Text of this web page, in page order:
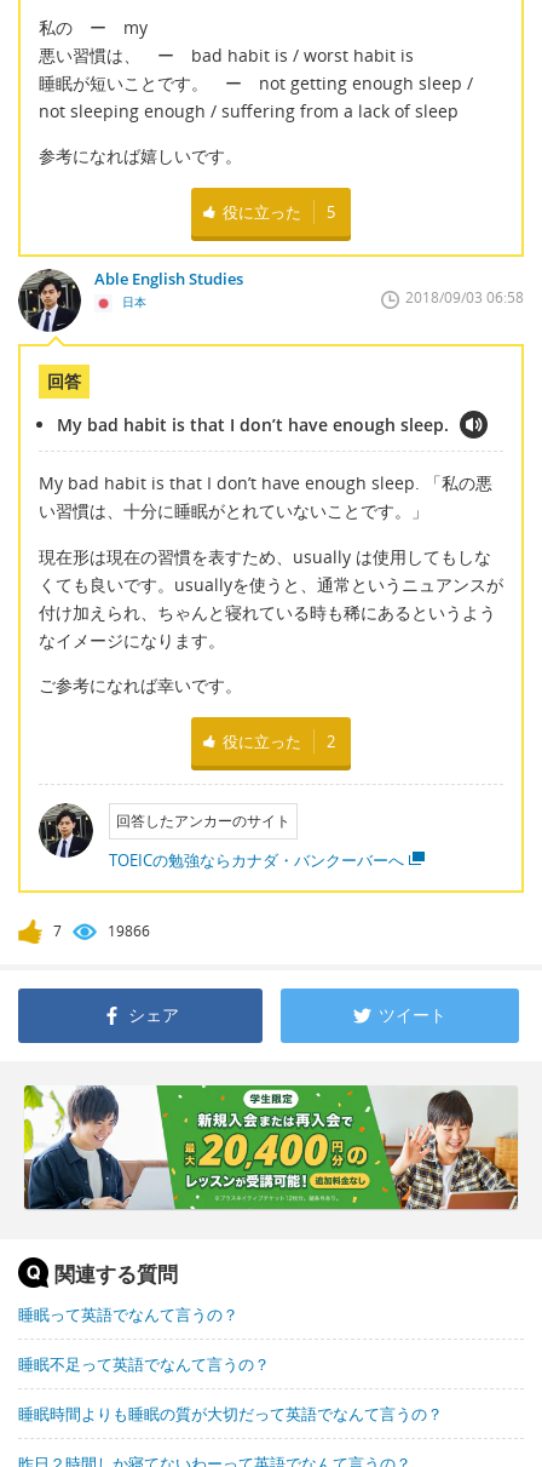
私の ー my
悪い習慣は、 ー bad habit is / worst habit is
睡眠が短いことです。 ー not getting enough sleep /
not sleeping enough / suffering from a lack of sleep
参考になれば嬉しいです。
役に立った 5
Able English Studies
日本 2018/09/03 06:58
回答
My bad habit is that I don’t have enough sleep.
My bad habit is that I don’t have enough sleep. 「私の悪
い習慣は、十分に睡眠がとれていないことです。」
現在形は現在の習慣を表すため、usually は使用してもしな
くても良いです。usuallyを使うと、通常というニュアンスが
付け加えられ、ちゃんと寝れている時も稀にあるというよう
なイメージになります。
ご参考になれば幸いです。
役に立った 2
回答したアンカーのサイト
TOEICの勉強ならカナダ・バンクーバーへ
7 19866
シェア ツイート
関連する質問
睡眠って英語でなんて言うの？
睡眠不足って英語でなんて言うの？
睡眠時間よりも睡眠の質が大切だって英語でなんて言うの？